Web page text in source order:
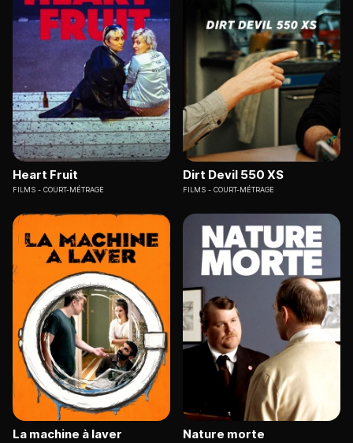
Heart Fruit
FILMS COURT-MÉTRAGE
Dirt Devil 550 XS
FILMS COURT-MÉTRAGE
La machine à laver Nature morte